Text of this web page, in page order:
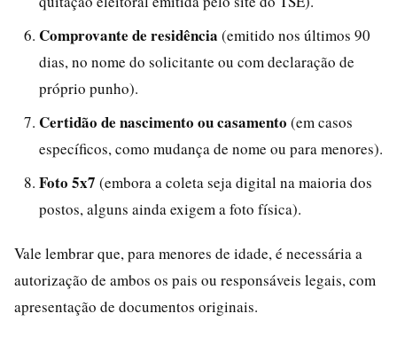
Comprovante de residência (emitido nos últimos 90
dias, no nome do solicitante ou com declaração de
próprio punho).
Certidão de nascimento ou casamento (em casos
específicos, como mudança de nome ou para menores).
Foto 5x7 (embora a coleta seja digital na maioria dos
postos, alguns ainda exigem a foto física).
Vale lembrar que, para menores de idade, é necessária a
autorização de ambos os pais ou responsáveis legais, com
apresentação de documentos originais.